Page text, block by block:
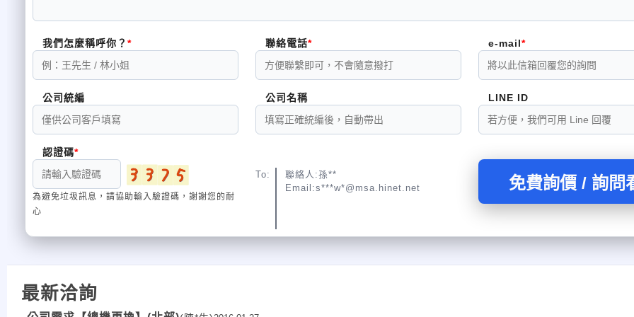
我們怎麼稱呼你？ 聯絡電話 e-mail
公司統編 公司名稱 LINE ID
認證碼
為避免垃圾訊息，請協助輸入驗證碼，謝謝您的耐
心
To:
聯絡人:孫**
Email:s***w*@msa.hinet.net
免費詢價 / 詢問
最新洽詢